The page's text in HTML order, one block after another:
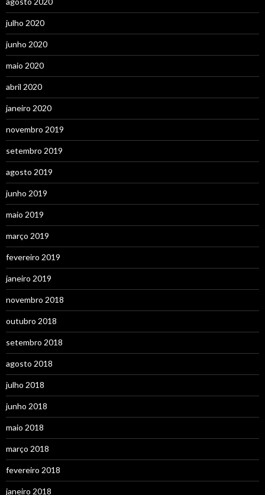
julho 2020
junho 2020
maio 2020
abril 2020
janeiro 2020
novembro 2019
setembro 2019
agosto 2019
junho 2019
maio 2019
março 2019
fevereiro 2019
janeiro 2019
novembro 2018
outubro 2018
setembro 2018
agosto 2018
julho 2018
junho 2018
maio 2018
março 2018
fevereiro 2018
janeiro 2018